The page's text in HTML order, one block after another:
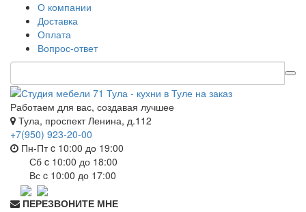
О компании
Доставка
Оплата
Вопрос-ответ
Работаем для вас, создавая лучшее
Тула, проспект Ленина, д.112
+7(950) 923-20-00
Пн-Пт c 10:00 до 19:00
Сб c 10:00 до 18:00
Вс c 10:00 до 17:00
ПЕРЕЗВОНИТЕ МНЕ